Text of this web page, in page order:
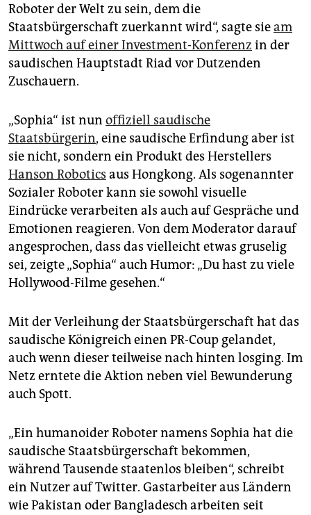
Roboter der Welt zu sein, dem die
Staatsbürgerschaft zuerkannt wird“, sagte sieam
Mittwoch auf einer Investment-Konferenz in der
saudischen Hauptstadt Riad vor Dutzenden
Zuschauern.
„Sophia“ ist nun offiziell saudische
Staatsbürgerin, eine saudische Erfindung aber ist
sie nicht, sondern ein Produkt des Herstellers
Hanson Robotics aus Hongkong. Als sogenannter
Sozialer Roboter kann sie sowohl visuelle
Eindrücke verarbeiten als auch auf Gespräche und
Emotionen reagieren. Von dem Moderator darauf
angesprochen, dass das vielleicht etwas gruselig
sei, zeigte „Sophia“ auch Humor: „Du hast zu viele
Hollywood-Filme gesehen.“
Mit der Verleihung der Staatsbürgerschaft hat das
saudische Königreich einen PR-Coup gelandet,
auch wenn dieser teilweise nach hinten losging. Im
Netz erntete die Aktion neben viel Bewunderung
auch Spott.
„Ein humanoider Roboter namens Sophia hat die
saudische Staatsbürgerschaft bekommen,
während Tausende staatenlos bleiben“, schreibt
ein Nutzer auf Twitter. Gastarbeiter aus Ländern
wie Pakistan oder Bangladesch arbeiten seit